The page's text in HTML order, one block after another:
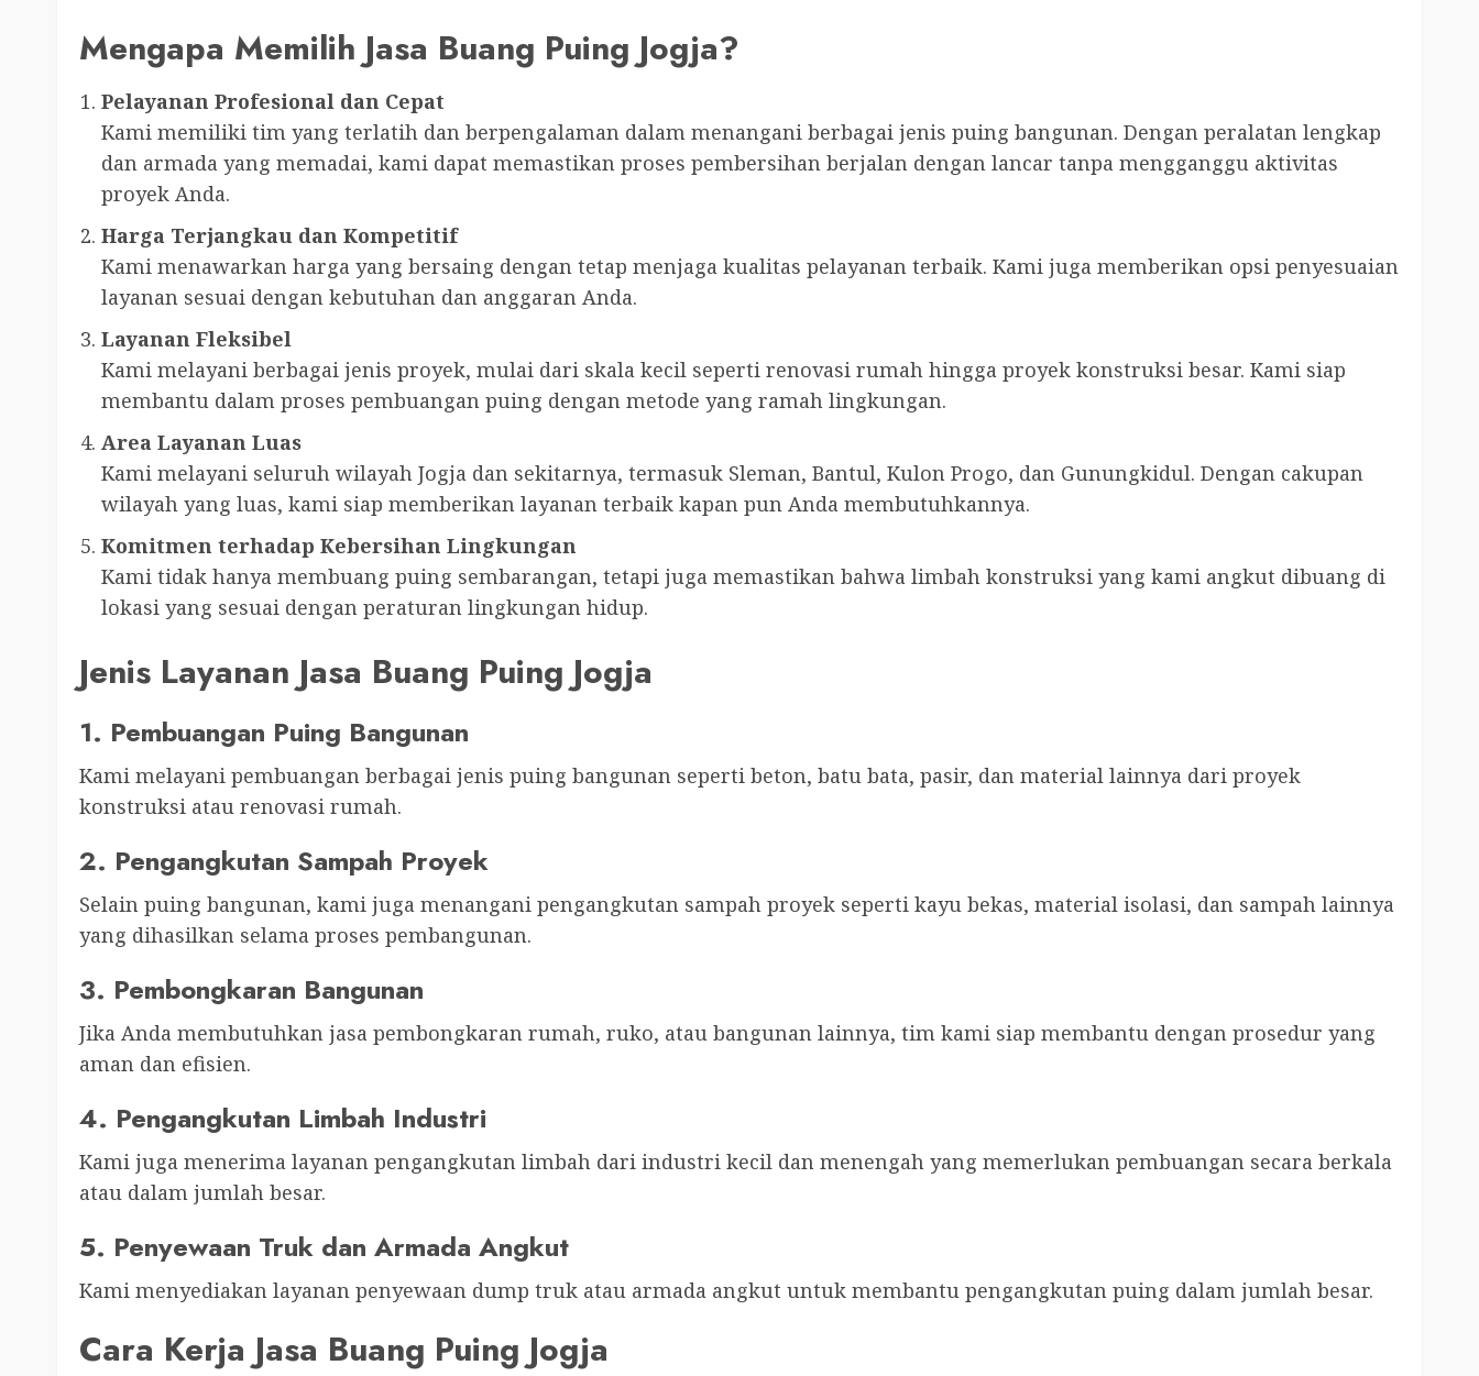
Mengapa Memilih Jasa Buang Puing Jogja?
Pelayanan Profesional dan Cepat
Kami memiliki tim yang terlatih dan berpengalaman dalam menangani berbagai jenis puing bangunan. Dengan peralatan lengkap
dan armada yang memadai, kami dapat memastikan proses pembersihan berjalan dengan lancar tanpa mengganggu aktivitas
proyek Anda.
Harga Terjangkau dan Kompetitif
Kami menawarkan harga yang bersaing dengan tetap menjaga kualitas pelayanan terbaik. Kami juga memberikan opsi penyesuaian
layanan sesuai dengan kebutuhan dan anggaran Anda.
Layanan Fleksibel
Kami melayani berbagai jenis proyek, mulai dari skala kecil seperti renovasi rumah hingga proyek konstruksi besar. Kami siap
membantu dalam proses pembuangan puing dengan metode yang ramah lingkungan.
Area Layanan Luas
Kami melayani seluruh wilayah Jogja dan sekitarnya, termasuk Sleman, Bantul, Kulon Progo, dan Gunungkidul. Dengan cakupan
wilayah yang luas, kami siap memberikan layanan terbaik kapan pun Anda membutuhkannya.
Komitmen terhadap Kebersihan Lingkungan
Kami tidak hanya membuang puing sembarangan, tetapi juga memastikan bahwa limbah konstruksi yang kami angkut dibuang di
lokasi yang sesuai dengan peraturan lingkungan hidup.
Jenis Layanan Jasa Buang Puing Jogja
1. Pembuangan Puing Bangunan
Kami melayani pembuangan berbagai jenis puing bangunan seperti beton, batu bata, pasir, dan material lainnya dari proyek
konstruksi atau renovasi rumah.
2. Pengangkutan Sampah Proyek
Selain puing bangunan, kami juga menangani pengangkutan sampah proyek seperti kayu bekas, material isolasi, dan sampah lainnya
yang dihasilkan selama proses pembangunan.
3. Pembongkaran Bangunan
Jika Anda membutuhkan jasa pembongkaran rumah, ruko, atau bangunan lainnya, tim kami siap membantu dengan prosedur yang
aman dan efisien.
4. Pengangkutan Limbah Industri
Kami juga menerima layanan pengangkutan limbah dari industri kecil dan menengah yang memerlukan pembuangan secara berkala
atau dalam jumlah besar.
5. Penyewaan Truk dan Armada Angkut
Kami menyediakan layanan penyewaan dump truk atau armada angkut untuk membantu pengangkutan puing dalam jumlah besar.
Cara Kerja Jasa Buang Puing Jogja